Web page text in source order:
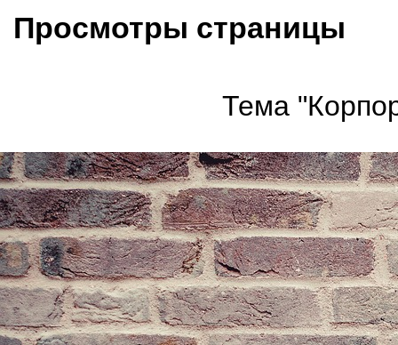
Просмотры страницы
Тема